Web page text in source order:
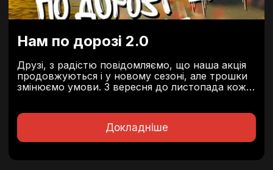
Нам по дорозі 2.0
Друзі, з радістю повідомляємо, що наша акція
продовжуються і у новому сезоні, але трошки
змінюємо умови. 3 вересня до листопада кожні
військових, що боронять нашу країну на...
Докладніше